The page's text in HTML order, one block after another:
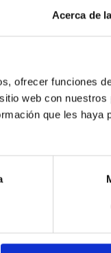
Acerca de
ofrecer funciones
web con nuestros
que les haya
recibido. Y
la